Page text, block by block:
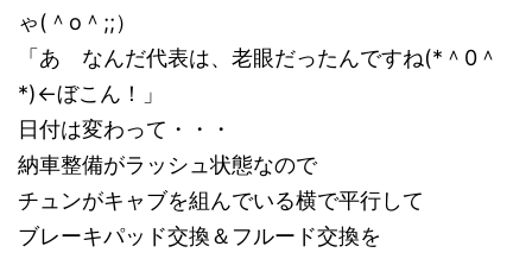
ゃ(＾o＾;;）
「あ なんだ代表は、老眼だったんですね(*＾0＾
*)←ぼこん！」
日付は変わって・・・
納車整備がラッシュ状態なので
チュンがキャブを組んでいる横で平行して
ブレーキパッド交換＆フルード交換を